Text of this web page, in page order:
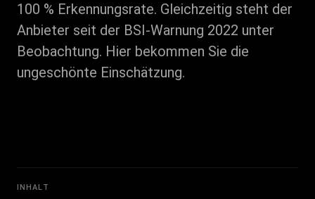
100 % Erkennungsrate. Gleichzeitig steht der
Anbieter seit der BSI-Warnung 2022 unter
Beobachtung. Hier bekommen Sie die
ungeschönte Einschätzung.
INHALT